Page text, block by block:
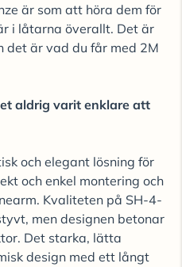
är som att höra dem för
i låtarna överallt. Det är
det är vad du får med 2M
aldrig varit enklare att
och elegant lösning för
och enkel montering och
Kvaliteten på SH-4-
men designen betonar
Det starka, lätta
design med ett långt